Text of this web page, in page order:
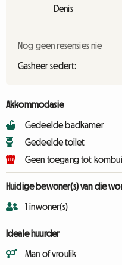
Denis
Nog geen resensies nie
Gasheer sedert:
Akkommodasie
Gedeelde badkamer
Gedeelde toilet
Geen toegang tot
Huidige bewoner(s) van die
1 inwoner(s)
Ideale huurder
Man of vroulik